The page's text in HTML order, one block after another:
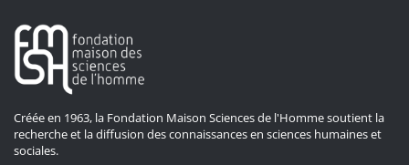
Créée en 1963, la Fondation Maison Sciences de l'Homme soutient la
recherche et la diffusion des connaissances en sciences humaines et
sociales.